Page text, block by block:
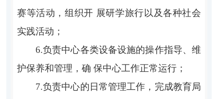
赛等活动，组织开 展研学旅行以及各种社会
实践活动；
6.负责中心各类设备设施的操作指导、维
护保养和管理，确 保中心工作正常运行；
7.负责中心的日常管理工作，完成教育局